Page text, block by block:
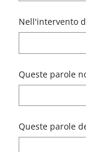
Nell'intervento
Queste parole
Queste parole